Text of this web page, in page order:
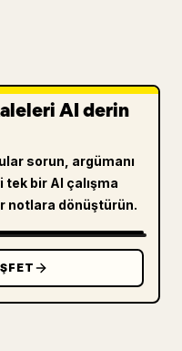
AI derin
sorun, argümanı
bir AI çalışma
notlara dönüştürün.